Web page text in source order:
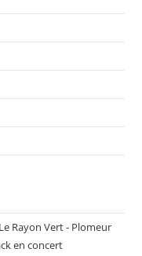
Rayon Vert - Plomeur
en concert